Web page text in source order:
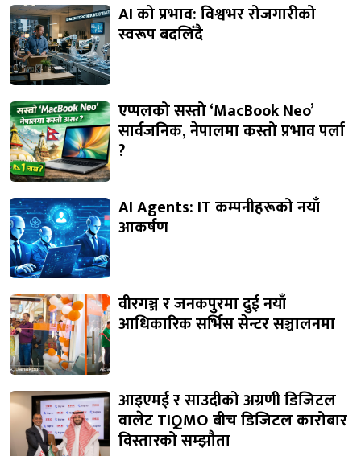
AI को प्रभाव: विश्वभर रोजगारीको
स्वरूप बदलिँदै
एप्पलको सस्तो ‘MacBook Neo’
सार्वजनिक, नेपालमा कस्तो प्रभाव पर्ला
?
AI Agents: IT कम्पनीहरूको नयाँ
आकर्षण
वीरगञ्ज र जनकपुरमा दुई नयाँ
आधिकारिक सर्भिस सेन्टर सञ्चालनमा
आइएमई र साउदीको अग्रणी डिजिटल
वालेट TIQMO बीच डिजिटल कारोबार
विस्तारको सम्झौता